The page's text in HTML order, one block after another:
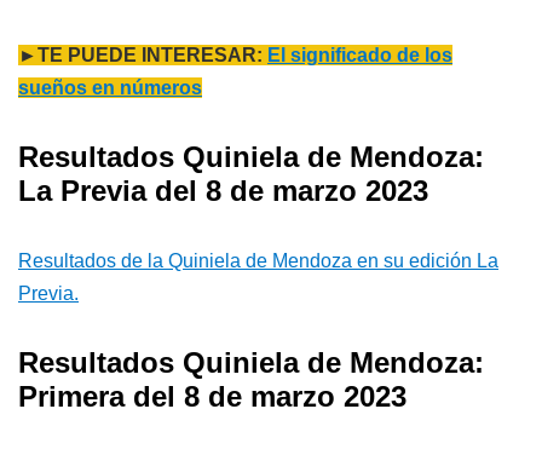
►TE PUEDE INTERESAR: El significado de los
sueños en números
Resultados Quiniela de Mendoza:
La Previa del 8 de marzo 2023
Resultados de la Quiniela de Mendoza en su edición La
Previa.
Resultados Quiniela de Mendoza:
Primera del 8 de marzo 2023